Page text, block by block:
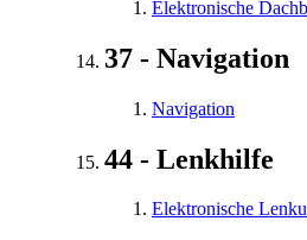
Elektronische
37 - Navigation
Navigation
44 - Lenkhilfe
Elektronische